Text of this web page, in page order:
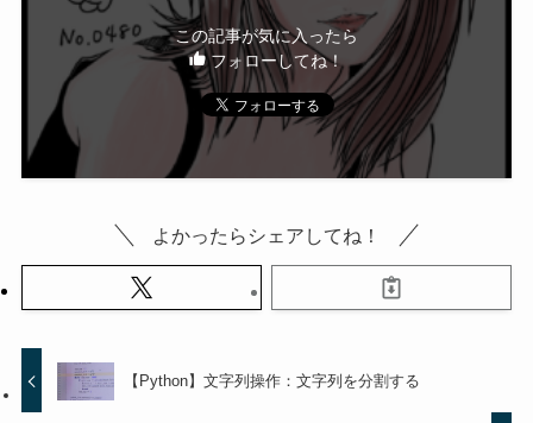
この記事が気に入ったら
フォローしてね！
よかったらシェアしてね！
【Python】文字列操作：文字列を分割する